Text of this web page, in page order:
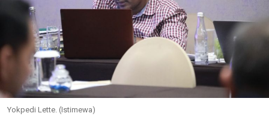
Yokpedi Lette. (Istimewa)